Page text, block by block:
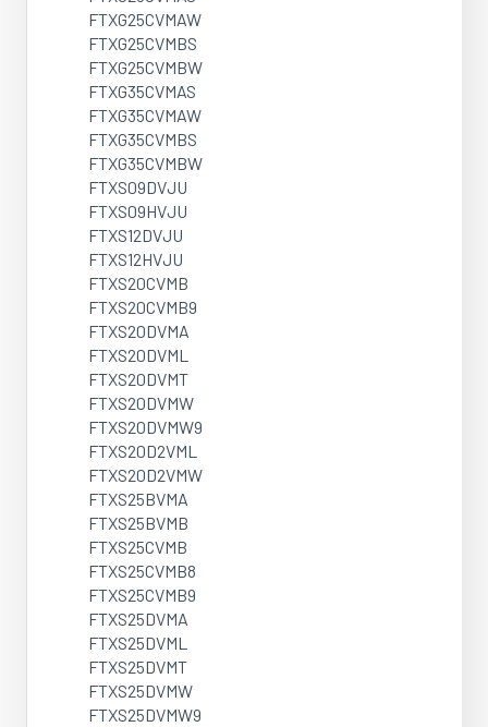
FTXG25CVMAW
FTXG25CVMBS
FTXG25CVMBW
FTXG35CVMAS
FTXG35CVMAW
FTXG35CVMBS
FTXG35CVMBW
FTXS09DVJU
FTXS09HVJU
FTXS12DVJU
FTXS12HVJU
FTXS20CVMB
FTXS20CVMB9
FTXS20DVMA
FTXS20DVML
FTXS20DVMT
FTXS20DVMW
FTXS20DVMW9
FTXS20D2VML
FTXS20D2VMW
FTXS25BVMA
FTXS25BVMB
FTXS25CVMB
FTXS25CVMB8
FTXS25CVMB9
FTXS25DVMA
FTXS25DVML
FTXS25DVMT
FTXS25DVMW
FTXS25DVMW9